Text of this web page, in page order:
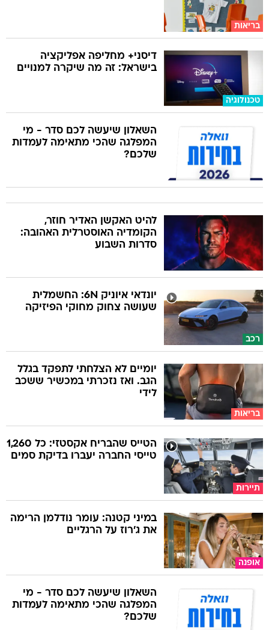
בריאות
טכנולוגיה
דיסני+ מחליפה אפליקציה
בישראל: זה מה שיקרה למנויים
השאלון שיעשה לכם סדר - מי
המפלגה שהכי מתאימה לעמדות
שלכם?
להיט האקשן האדיר חוזר,
הקומדיה האוסטרלית האהובה:
סדרות השבוע
רכב
יונדאי איוניק 6N: החשמלית
שעושה צחוק מחוקי הפיזיקה
בריאות
יומיים לא הצלחתי לתפקד בגלל
הגב. ואז נזכרתי במכשיר ששכב
לידי
תיירות
הטייס שהבריח אקסטזי: כל 1,260
טייסי החברה יעברו בדיקת סמים
אופנה
במיני קטנה: עומר נודלמן הרימה
את ג'רוז על הרגליים
השאלון שיעשה לכם סדר - מי
המפלגה שהכי מתאימה לעמדות
שלכם?